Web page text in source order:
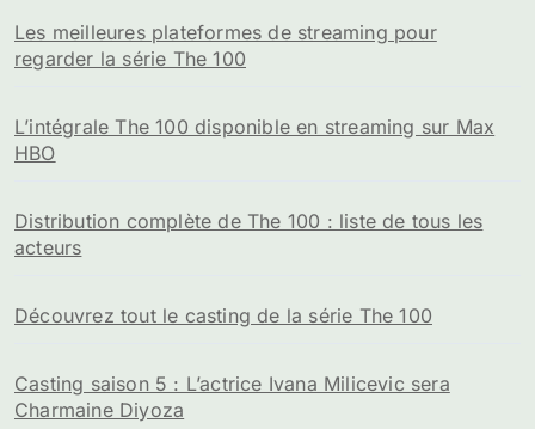
Les meilleures plateformes de streaming pour
regarder la série The 100
L’intégrale The 100 disponible en streaming sur Max
HBO
Distribution complète de The 100 : liste de tous les
acteurs
Découvrez tout le casting de la série The 100
Casting saison 5 : L’actrice Ivana Milicevic sera
Charmaine Diyoza